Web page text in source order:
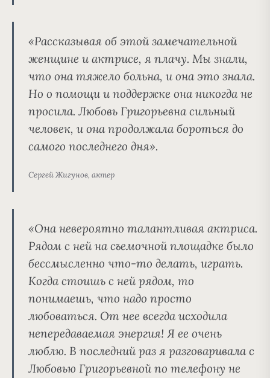
«Рассказывая об этой замечательной
женщине и актрисе, я плачу. Мы знали,
что она тяжело больна, и она это знала.
Но о помощи и поддержке она никогда не
просила. Любовь Григорьевна сильный
человек, и она продолжала бороться до
самого последнего дня».
Сергей Жигунов, актер
«Она невероятно талантливая актриса.
Рядом с ней на съемочной площадке было
бессмысленно что-то делать, играть.
Когда стоишь с ней рядом, то
понимаешь, что надо просто
любоваться. От нее всегда исходила
непередаваемая энергия! Я ее очень
люблю. В последний раз я разговаривала с
Любовью Григорьевной по телефону не